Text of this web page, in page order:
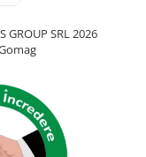
GROUP SRL 2026